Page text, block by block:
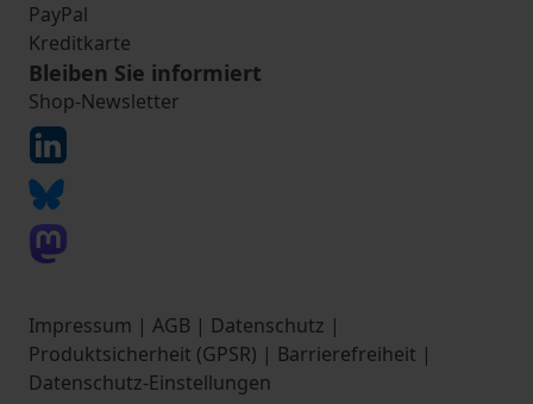
PayPal
Kreditkarte
Bleiben Sie informiert
Shop-Newsletter
Impressum | AGB | Datenschutz |
Produktsicherheit (GPSR) | Barrierefreiheit |
Datenschutz-Einstellungen